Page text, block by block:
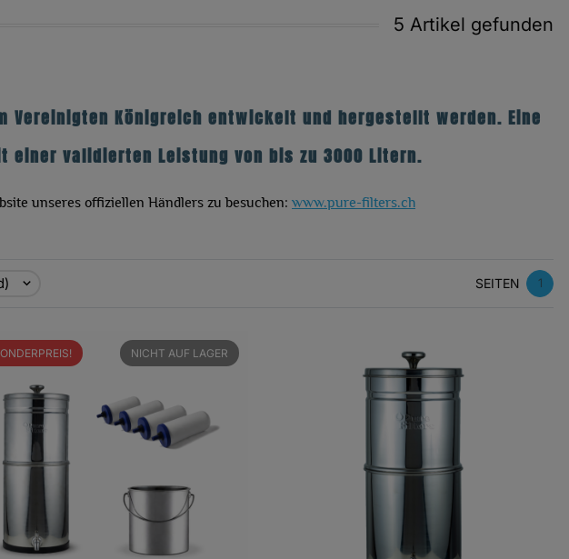
5 Artikel gefunden
Vereinigten Königreich entwickelt und hergestellt werden. Eine
einer validierten Leistung von bis zu 3000 Litern.
unseres offiziellen Händlers zu besuchen: www.pure-filters.ch
 SEITEN 1
NICHT AUF LAGER